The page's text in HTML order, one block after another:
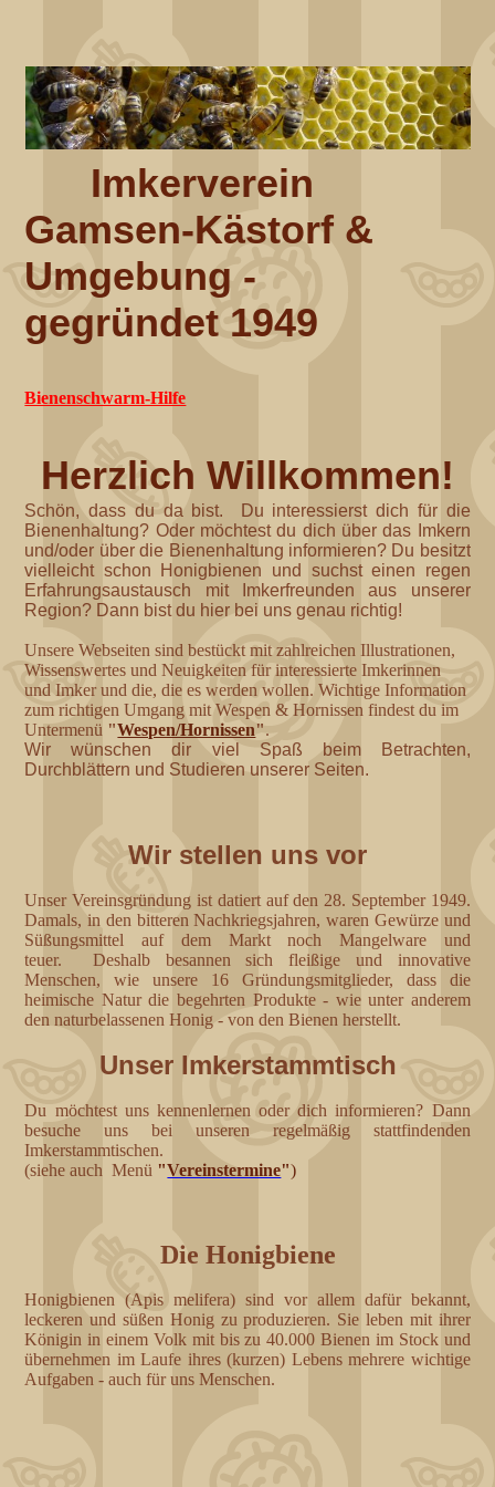
Imkerverein
Gamsen-Kästorf &
Umgebung -
gegründet 1949
Bienenschwarm-Hilfe
Herzlich Willkommen!
Schön, dass du da bist. Du interessierst dich für die
Bienenhaltung? Oder möchtest du dich über das Imkern
und/oder über die Bienenhaltung informieren? Du besitzt
vielleicht schon Honigbienen und suchst einen regen
Erfahrungsaustausch mit Imkerfreunden aus unserer
Region? Dann bist du hier bei uns genau richtig!
Unsere Webseiten sind bestückt mit zahlreichen Illustrationen,
Wissenswertes und Neuigkeiten für interessierte Imkerinnen
und Imker und die, die es werden wollen. Wichtige Information
zum richtigen Umgang mit Wespen & Hornissen findest du im
Untermenü "Wespen/Hornissen".
Wir wünschen dir viel Spaß beim Betrachten,
Durchblättern und Studieren unserer Seiten.
Wir stellen uns vor
Unser Vereinsgründung ist datiert auf den 28. September 1949.
Damals, in den bitteren Nachkriegsjahren, waren Gewürze und
Süßungsmittel auf dem Markt noch Mangelware und
teuer. Deshalb besannen sich fleißige und innovative
Menschen, wie unsere 16 Gründungsmitglieder, dass die
heimische Natur die begehrten Produkte - wie unter anderem
den naturbelassenen Honig - von den Bienen herstellt.
Unser Imkerstammtisch
Du möchtest uns kennenlernen oder dich informieren? Dann
besuche uns bei unseren regelmäßig stattfindenden
Imkerstammtischen.
(siehe auch Menü "Vereinstermine")
Die Honigbiene
Honigbienen (Apis melifera) sind vor allem dafür bekannt,
leckeren und süßen Honig zu produzieren. Sie leben mit ihrer
Königin in einem Volk mit bis zu 40.000 Bienen im Stock und
übernehmen im Laufe ihres (kurzen) Lebens mehrere wichtige
Aufgaben - auch für uns Menschen.